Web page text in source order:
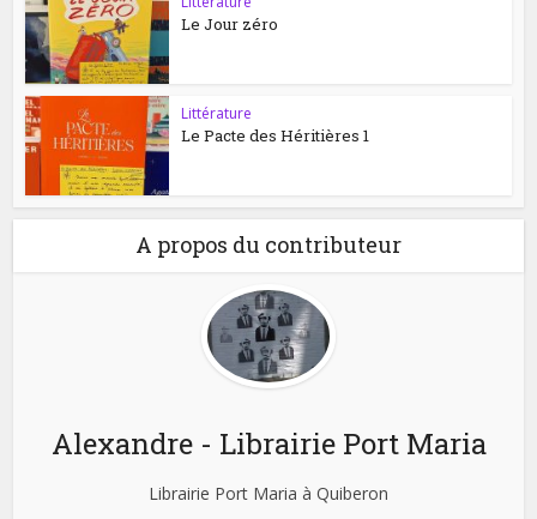
Le Jour zéro
Littérature
Le Pacte des Héritières 1
A propos du contributeur
Alexandre - Librairie Port Maria
Librairie Port Maria à Quiberon